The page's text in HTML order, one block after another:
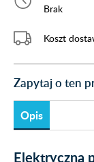
Brak
Koszt
Zapytaj o ten
Opis
Elektryczna